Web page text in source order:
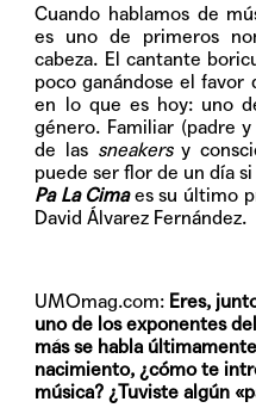
Cuando hablamos de
es uno de primeros
cabeza. El cantante
poco ganándose el
en lo que es hoy: uno
género. Familiar (padre
de las sneakersy
puede ser flor de un día
Pa La Cimaes su último
David Álvarez Fernández.
UMOmag.com: Eres,
uno de los exponentes
más se habla
nacimiento, ¿cómo te
música? ¿Tuviste algún